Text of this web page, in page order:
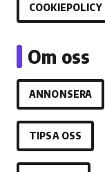
COOKIEPOLICY
Om oss
ANNONSERA
TIPSA OSS